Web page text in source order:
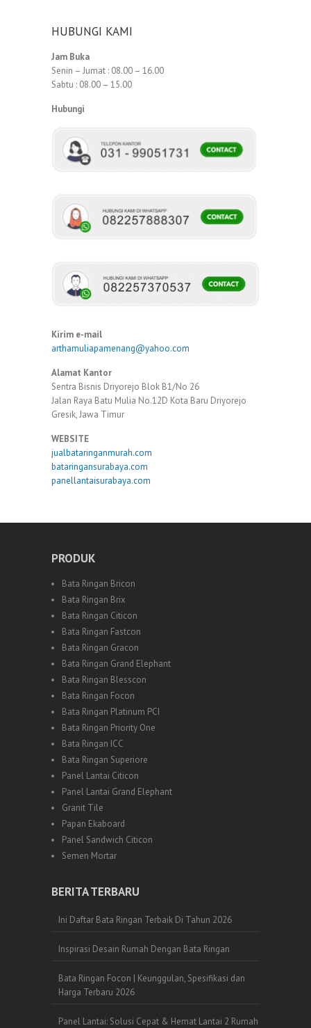
HUBUNGI KAMI
Jam Buka
Senin – Jumat : 08.00 – 16.00
Sabtu : 08.00 – 15.00
Hubungi
Kirim e-mail
arthamuliapamenang@yahoo.com
Alamat Kantor
Sentra Bisnis Driyorejo Blok B1/No 26
Jalan Raya Batu Mulia No.12D Kota Baru Driyorejo
Gresik, Jawa Timur
WEBSITE
jualbataringanmurah.com
bataringansurabaya.com
panellantaisurabaya.com
PRODUK
Bata Ringan Bricon
Bata Ringan Brix
Bata Ringan Citicon
Bata Ringan Fastcon
Bata Ringan Gracon
Bata Ringan Grand Elephant
Bata Ringan Blesscon
Bata Ringan Focon
Bata Ringan Platinum PCI
Bata Ringan Priority One
Bata Ringan ICC
Bata Ringan Superiore
Panel Lantai Citicon
Panel Lantai Grand Elephant
Granit Tile
Papan Ekaboard
Panel Sandwich Citicon
Semen Mortar
BERITA TERBARU
Ini Daftar Bata Ringan Terbaik Di Tahun 2026
Inspirasi Desain Rumah Dengan Bata Ringan
Bata Ringan Focon | Keunggulan, Spesifikasi dan
Harga Terbaru 2026
Panel Lantai: Solusi Cepat & Hemat Lantai 2 Rumah